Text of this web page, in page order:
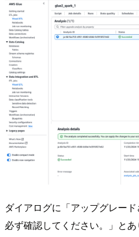
ダイアログに「アップグレー
必ず確認してください。」とあ